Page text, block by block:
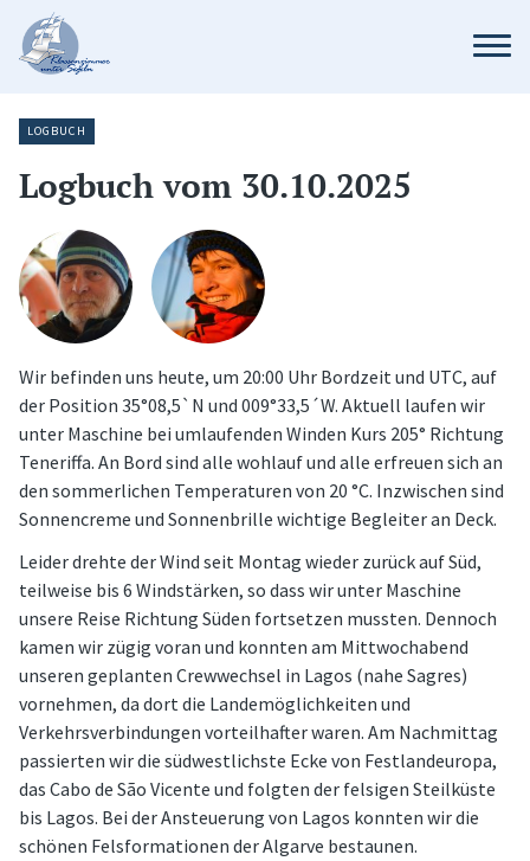
LOGBUCH
Logbuch vom 30.10.2025
Wir befinden uns heute, um 20:00 Uhr Bordzeit und UTC, auf
der Position 35°08,5`N und 009°33,5´W. Aktuell laufen wir
unter Maschine bei umlaufenden Winden Kurs 205° Richtung
Teneriffa. An Bord sind alle wohlauf und alle erfreuen sich an
den sommerlichen Temperaturen von 20 °C. Inzwischen sind
Sonnencreme und Sonnenbrille wichtige Begleiter an Deck.
Leider drehte der Wind seit Montag wieder zurück auf Süd,
teilweise bis 6 Windstärken, so dass wir unter Maschine
unsere Reise Richtung Süden fortsetzen mussten. Dennoch
kamen wir zügig voran und konnten am Mittwochabend
unseren geplanten Crewwechsel in Lagos (nahe Sagres)
vornehmen, da dort die Landemöglichkeiten und
Verkehrsverbindungen vorteilhafter waren. Am Nachmittag
passierten wir die südwestlichste Ecke von Festlandeuropa,
das Cabo de São Vicente und folgten der felsigen Steilküste
bis Lagos. Bei der Ansteuerung von Lagos konnten wir die
schönen Felsformationen der Algarve bestaunen.